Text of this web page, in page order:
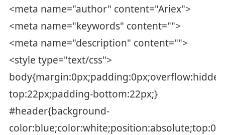
<meta name="author" content="Ariex">
<meta name="keywords" content="">
<meta name="description" content="">
<style type="text/css">
top:22px;padding-bottom:22px;}
#header{background-